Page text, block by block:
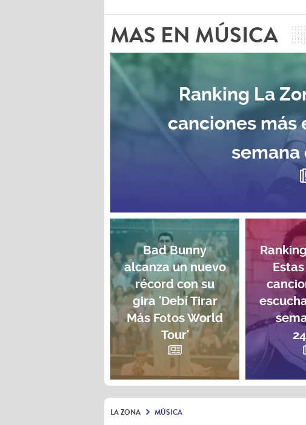
MAS EN MÚSICA
Ranking La
canciones más
Bad Bunny
alcanza un nuevo
récord con su
gira 'Debí Tirar
Más Fotos World
Tour'
LA ZONA MÚSICA